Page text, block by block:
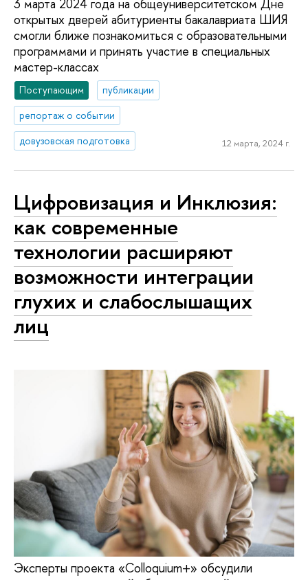
3 марта 2024 года на общеуниверситетском Дне
открытых дверей абитуриенты бакалавриата ШИЯ
смогли ближе познакомиться с образовательными
программами и принять участие в специальных
мастер-классах
Поступающим
публикации
репортаж о событии
довузовская подготовка
12 марта, 2024 г.
Цифровизация и Инклюзия:
как современные
технологии расширяют
возможности интеграции
глухих и слабослышащих
лиц
Эксперты проекта «Colloquium+» обсудили